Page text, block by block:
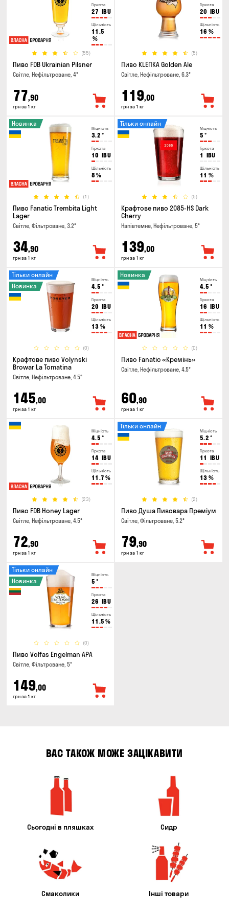
Гіркота
27 IBU
Щільність
11.5
%
(55)
Пиво FDB Ukrainian Pilsner
Світле, Нефільтроване, 4°
77,90
грн за 1 кг
Гіркота
20 IBU
Щільність
16 %
(5)
Пиво KLEПКА Golden Ale
Світле, Нефільтроване, 6.3°
119,00
грн за 1 кг
Міцність
3.2 °
Гіркота
10 IBU
Щільність
8 %
(1)
Новинка
Пиво Fanatic Trembita Light
Lager
Світле, Фільтроване, 3.2°
34,90
грн за 1 кг
Міцність
5 °
Гіркота
1 IBU
Щільність
11 %
(5)
Тільки онлайн
Крафтове пиво 2085-HS Dark
Cherry
Напівтемне, Нефільтроване, 5°
139,00
грн за 1 кг
Міцність
4.5 °
Гіркота
20 IBU
Щільність
13 %
(0)
Тільки онлайн
Новинка
Крафтове пиво Volynski
Browar La Tomatina
Світле, Нефільтроване, 4.5°
145,00
грн за 1 кг
Міцність
4.5 °
Гіркота
16 IBU
Щільність
11 %
(0)
Новинка
Пиво Fanatic «Кремінь»
Світле, Нефільтроване, 4.5°
60,90
грн за 1 кг
Міцність
4.5 °
Гіркота
14 IBU
Щільність
11.7 %
(23)
Пиво FDB Honey Lager
Світле, Нефільтроване, 4.5°
72,90
грн за 1 кг
Міцність
5.2 °
Гіркота
11 IBU
Щільність
13 %
(2)
Тільки онлайн
Пиво Душа Пивовара Преміум
Світле, Фільтроване, 5.2°
79,90
грн за 1 кг
Міцність
5 °
Гіркота
26 IBU
Щільність
11.5 %
(0)
Тільки онлайн
Новинка
Пиво Volfas Engelman APA
Світле, Фільтроване, 5°
149,00
грн за 1 кг
ВАС ТАКОЖ МОЖЕ ЗАЦІКАВИТИ
Сьогодні в пляшках Сидр
Смаколики Інші товари